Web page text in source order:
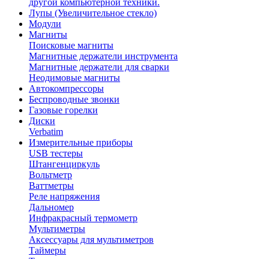
другой компьютерной техники.
Лупы (Увеличительное стекло)
Модули
Магниты
Поисковые магниты
Магнитные держатели инструмента
Магнитные держатели для сварки
Неодимовые магниты
Автокомпрессоры
Беспроводные звонки
Газовые горелки
Диски
Verbatim
Измерительные приборы
USB тестеры
Штангенциркуль
Вольтметр
Ваттметры
Реле напряжения
Дальномер
Инфракрасный термометр
Мультиметры
Аксессуары для мультиметров
Таймеры